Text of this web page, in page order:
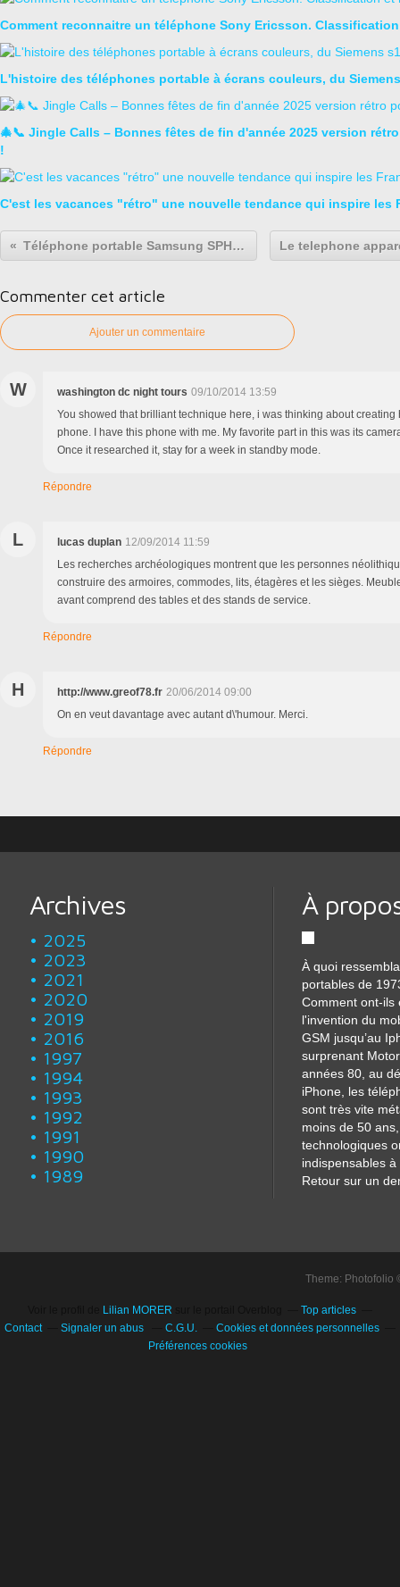
Comment reconnaitre un téléphone Sony Ericsson.
L'histoire des téléphones portable à écrans couleurs, du
🎄📞 Jingle Calls – Bonnes fêtes de fin d'année 2025 version
!
C'est les vacances "rétro" une nouvelle tendance qui inspire les
Téléphone portable Samsung SPH-m100 Uproar : le premier téléphone portable MP3 "Musiphone"
Commenter cet article
Ajouter un commentaire
W washington dc night tours 09/10/2014 13:59
You showed that brilliant technique here, i was thinking about creating
phone. I have this phone with me. My favorite part in this was its
Once it researched it, stay for a week in standby mode.
Répondre
L lucas duplan 12/09/2014 11:59
Les recherches archéologiques montrent que les personnes
construire des armoires, commodes, lits, étagères et les sièges.
avant comprend des tables et des stands de service.
Répondre
H http://www.greof78.fr 20/06/2014 09:00
On en veut davantage avec autant d\'humour. Merci.
Répondre
Archives
2025
2023
2021
2020
2019
2016
1997
1994
1993
1992
1991
1990
1989
À
À quoi
portables de
Comment ont-ils
l'invention du
GSM jusqu’au
surprenant
années 80, au
iPhone, les
sont très vite
moins de 50
technologiques
indispensables
Retour sur un
Theme:
Lilian MORER
Top articles
Contact
Signaler un abus C.G.U.
Cookies et données personnelles
Préférences cookies